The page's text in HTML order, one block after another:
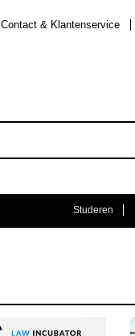
Contact & Klantenservice
Studeren